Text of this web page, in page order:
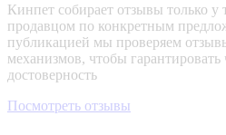
Кинпет собирает отзывы только у
продавцом по конкретным
публикацией мы проверяем
механизмов, чтобы гарантировать
достоверность
Посмотреть отзывы